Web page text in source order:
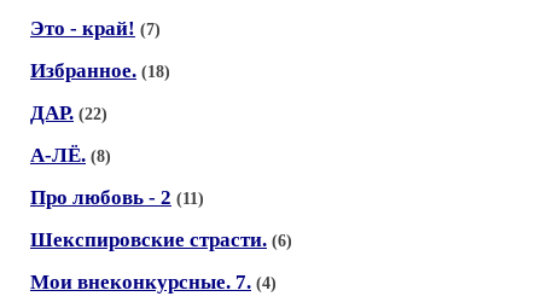
Это - край! (7)
Избранное. (18)
ДАР. (22)
А-ЛЁ. (8)
Про любовь - 2 (11)
Шекспировские страсти. (6)
Мои внеконкурсные. 7. (4)